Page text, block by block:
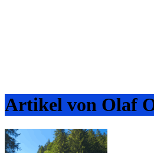
Artikel von Olaf